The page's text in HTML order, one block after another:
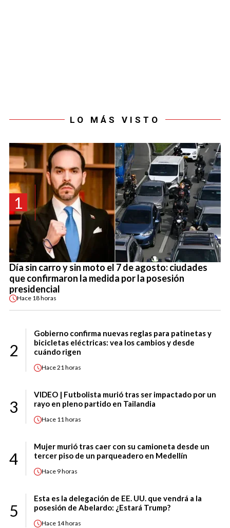
LO MÁS VISTO
1
Día sin carro y sin moto el 7 de agosto: ciudades
que confirmaron la medida por la posesión
presidencial
Hace 18 horas
2
Gobierno confirma nuevas reglas para patinetas y
bicicletas eléctricas: vea los cambios y desde
cuándo rigen
Hace21 horas
3
VIDEO | Futbolista murió tras ser impactado por un
rayo en pleno partido en Tailandia
Hace 11 horas
4
Mujer murió tras caer con su camioneta desde un
tercer piso de un parqueadero en Medellín
Hace 9 horas
5
Esta es la delegación de EE. UU. que vendrá a la
posesión de Abelardo: ¿Estará Trump?
Hace 14 horas